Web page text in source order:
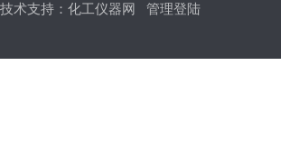
技术支持： 化工仪器网 管理登陆